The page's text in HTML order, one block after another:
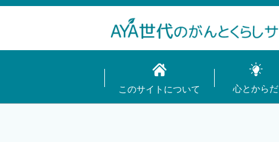
このサイトについて 心とからだ